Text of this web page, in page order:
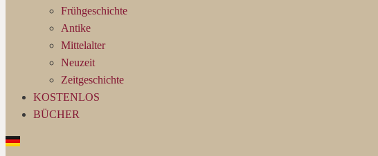
Frühgeschichte
Antike
Mittelalter
Neuzeit
Zeitgeschichte
KOSTENLOS
BÜCHER